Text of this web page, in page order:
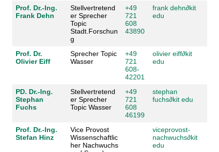
Prof. Dr.-Ing.
Frank Dehn
Stellvertretend
er Sprecher
Topic
Stadt.Forschun
g
+49
721
608
43890
frank dehn∂kit
edu
Prof. Dr.
Olivier Eiff
Sprecher Topic
Wasser
+49
721
608-
42201
olivier eiff∂kit
edu
PD. Dr.-Ing.
Stephan
Fuchs
Stellvertretend
er Sprecher
Topic Wasser
+49
721
608
46199
stephan
fuchs∂kit edu
Prof. Dr.-Ing.
Stefan Hinz
Vice Provost
Wissenschaftlic
her Nachwuchs
viceprovost-
nachwuchs∂kit
edu